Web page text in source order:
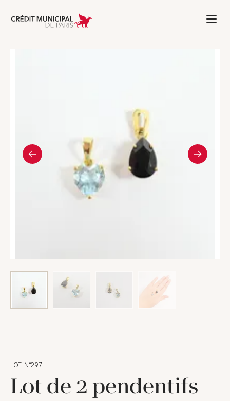
Aller à l'accueil de Crédit Municipal
LOT N°297
Lot de 2 pendentifs